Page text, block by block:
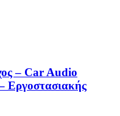
– Car Audio
Εργοστασιακής